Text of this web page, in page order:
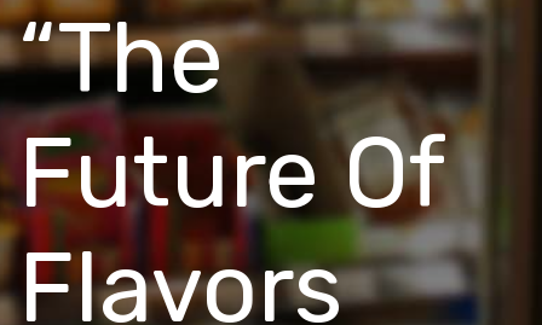
“The
Future Of
Flavors